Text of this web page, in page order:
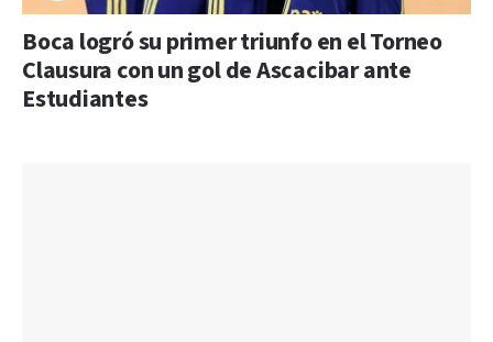
Boca logró su primer triunfo en el Torneo
Clausura con un gol de Ascacibar ante
Estudiantes